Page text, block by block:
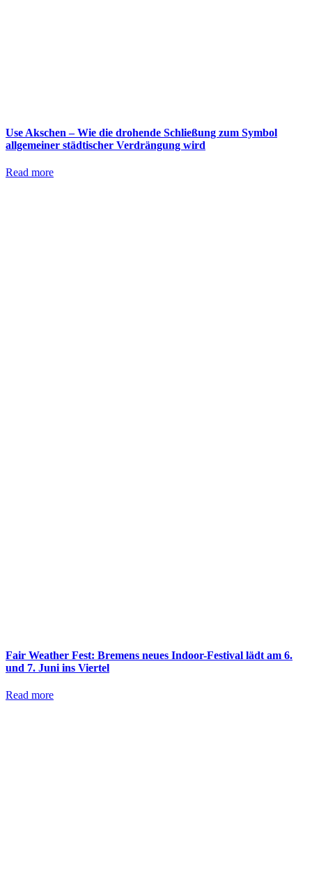
Use Akschen – Wie die drohende Schließung zum Symbol
allgemeiner städtischer Verdrängung wird
Read more
Fair Weather Fest: Bremens neues Indoor-Festival lädt am 6.
und 7. Juni ins Viertel
Read more